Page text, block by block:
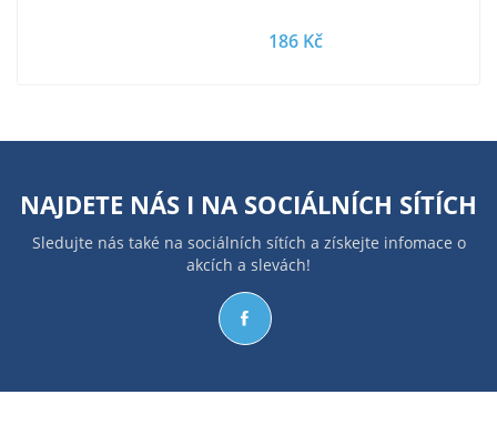
186 Kč
NAJDETE NÁS I NA SOCIÁLNÍCH SÍTÍCH
Sledujte nás také na sociálních sítích a získejte infomace o
akcích a slevách!